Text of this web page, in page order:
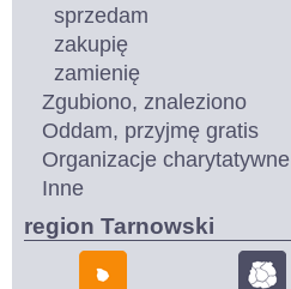
sprzedam
zakupię
zamienię
Zgubiono, znaleziono
Oddam, przyjmę gratis
Organizacje charytatywne
Inne
region Tarnowski